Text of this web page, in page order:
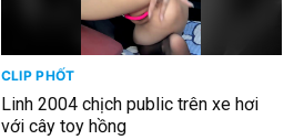
CLIP PHỐT
Linh 2004 chịch public trên xe hơi
với cây toy hồng